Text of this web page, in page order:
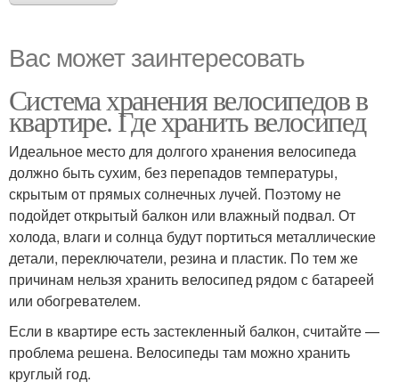
Вас может заинтересовать
Система хранения велосипедов в
квартире. Где хранить велосипед
Идеальное место для долгого хранения велосипеда
должно быть сухим, без перепадов температуры,
скрытым от прямых солнечных лучей. Поэтому не
подойдет открытый балкон или влажный подвал. От
холода, влаги и солнца будут портиться металлические
детали, переключатели, резина и пластик. По тем же
причинам нельзя хранить велосипед рядом с батареей
или обогревателем.
Если в квартире есть застекленный балкон, считайте —
проблема решена. Велосипеды там можно хранить
круглый год.